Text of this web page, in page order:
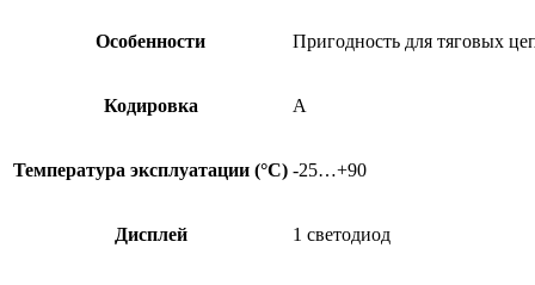
Особенности Пригодность для тяговых
Кодировка A
Температура эксплуатации (°C) -25…+90
Дисплей 1 светодиод